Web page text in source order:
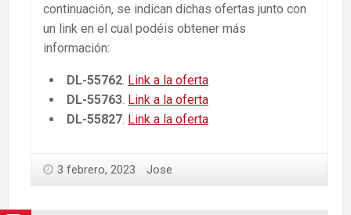
continuación, se indican dichas ofertas junto con
un link en el cual podéis obtener más
información:
DL-55762. Link a la oferta
DL-55763. Link a la oferta
DL-55827. Link a la oferta
3 febrero, 2023 Jose